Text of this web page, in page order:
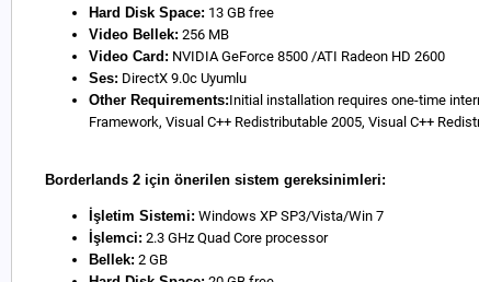
Hard Disk Space: 13 GB free
Video Bellek: 256 MB
Video Card: NVIDIA GeForce 8500 /ATI Radeon HD 2600
Ses: DirectX 9.0c Uyumlu
Other Requirements:Initial installation requires one-time
Framework, Visual C++ Redistributable 2005, Visual C++
Borderlands 2 için önerilen sistem gereksinimleri:
İşletim Sistemi: Windows XP SP3/Vista/Win 7
İşlemci: 2.3 GHz Quad Core processor
Bellek: 2 GB